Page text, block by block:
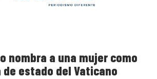
nombra a una mujer como
estado del Vaticano